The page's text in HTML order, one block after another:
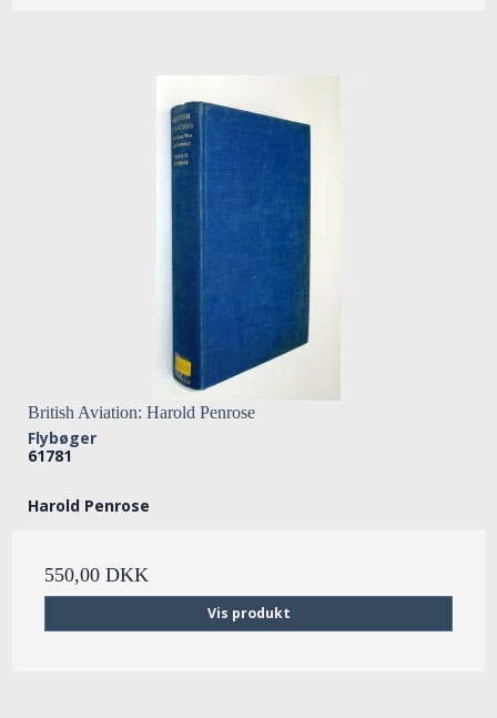
British Aviation: Harold Penrose
Flybøger
61781
Harold Penrose
550,00 DKK
Vis produkt